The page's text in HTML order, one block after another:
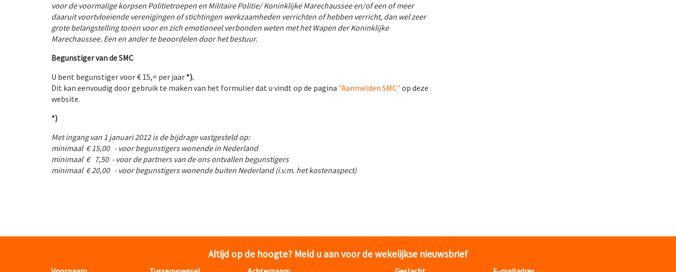
voor de voormalige korpsen Politietroepen en Militaire Politie/ Koninklijke Marechaussee en/of een of meer
daaruit voortvloeiende verenigingen of stichtingen werkzaamheden verrichten of hebben verricht, dan wel zeer
grote belangstelling tonen voor en zich emotioneel verbonden weten met het Wapen der Koninklijke
Marechaussee. Een en ander te beoordelen door het bestuur.
Begunstiger van de SMC
U bent begunstiger voor € 15,= per jaar *).
Dit kan eenvoudig door gebruik te maken van het formulier dat u vindt op de pagina "Aanmelden SMC" op deze
website.
*)
Met ingang van 1 januari 2012 is de bijdrage vastgesteld op:
minimaal € 15,00 - voor begunstigers wonende in Nederland
minimaal € 7,50 - voor de partners van de ons ontvallen begunstigers
minimaal € 20,00 - voor begunstigers wonende buiten Nederland (i.v.m. het kostenaspect)
Altijd op de hoogte? Meld u aan voor de wekelijkse nieuwsbrief